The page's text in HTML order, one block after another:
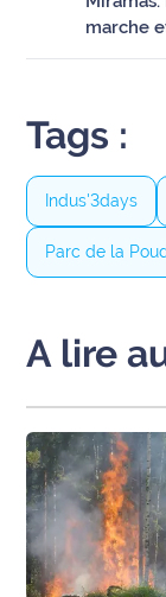
marche
Tags :
Indus'3days
Parc de la
A lire